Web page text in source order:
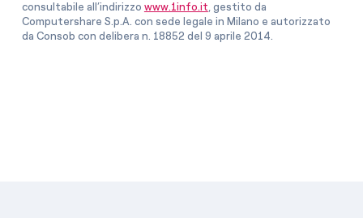
consultabile all’indirizzo www.1info.it, gestito da
Computershare S.p.A. con sede legale in Milano e autorizzato
da Consob con delibera n. 18852 del 9 aprile 2014.